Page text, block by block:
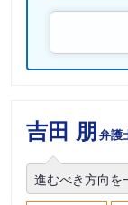
吉田 朋弁護
進むべき方向を